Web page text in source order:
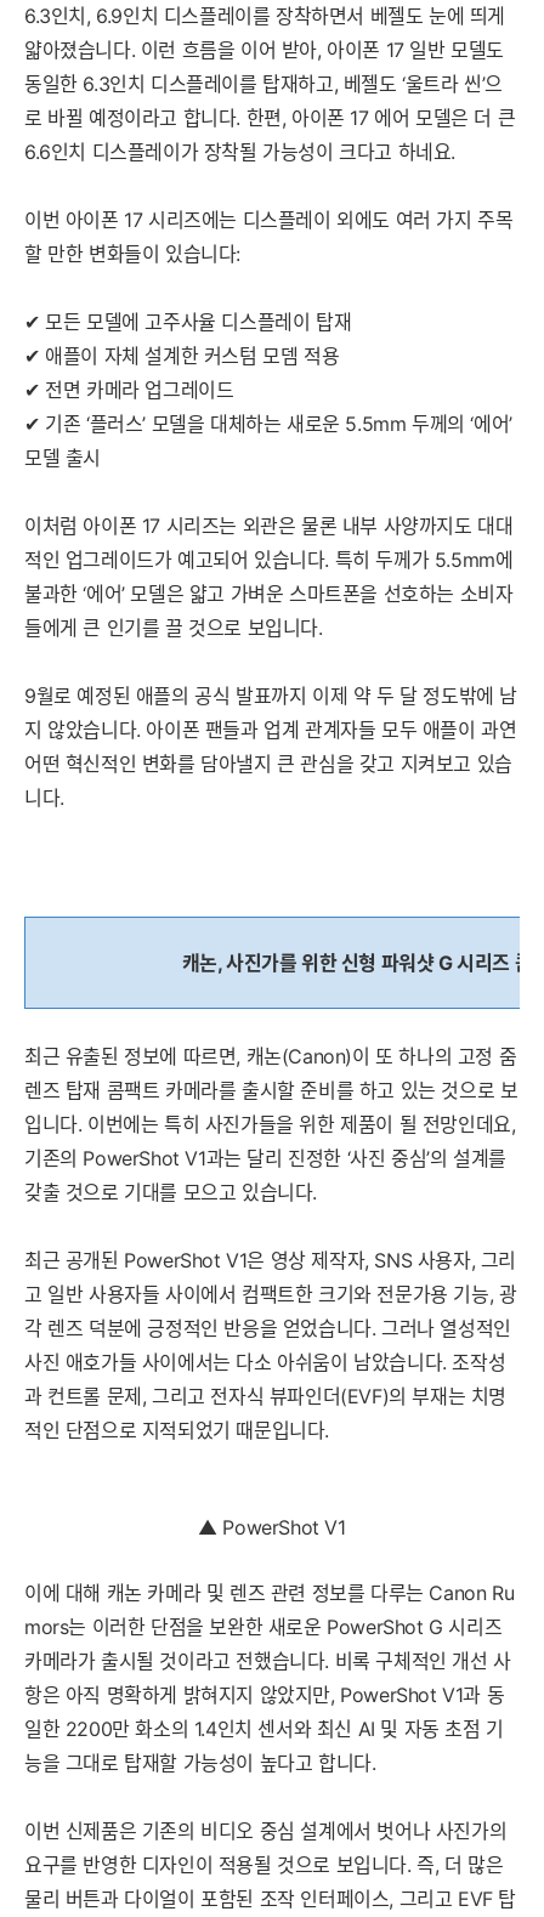
6.3인치, 6.9인치 디스플레이를 장착하면서 베젤도 눈에 띄게
얇아졌습니다. 이런 흐름을 이어 받아, 아이폰 17 일반 모델도
동일한 6.3인치 디스플레이를 탑재하고, 베젤도 ‘울트라 씬’으
로 바뀔 예정이라고 합니다. 한편, 아이폰 17 에어 모델은 더 큰
6.6인치 디스플레이가 장착될 가능성이 크다고 하네요.
이번 아이폰 17 시리즈에는 디스플레이 외에도 여러 가지 주목
할 만한 변화들이 있습니다:
✔ 모든 모델에 고주사율 디스플레이 탑재
✔ 애플이 자체 설계한 커스텀 모뎀 적용
✔ 전면 카메라 업그레이드
✔ 기존 ‘플러스’ 모델을 대체하는 새로운 5.5mm 두께의 ‘에어’
모델 출시
이처럼 아이폰 17 시리즈는 외관은 물론 내부 사양까지도 대대
적인 업그레이드가 예고되어 있습니다. 특히 두께가 5.5mm에
불과한 ‘에어’ 모델은 얇고 가벼운 스마트폰을 선호하는 소비자
들에게 큰 인기를 끌 것으로 보입니다.
9월로 예정된 애플의 공식 발표까지 이제 약 두 달 정도밖에 남
지 않았습니다. 아이폰 팬들과 업계 관계자들 모두 애플이 과연
어떤 혁신적인 변화를 담아낼지 큰 관심을 갖고 지켜보고 있습
니다.
캐논, 사진가를 위한 신형 파워샷 G 시리즈 콤
최근 유출된 정보에 따르면, 캐논(Canon)이 또 하나의 고정 줌
렌즈 탑재 콤팩트 카메라를 출시할 준비를 하고 있는 것으로 보
입니다. 이번에는 특히 사진가들을 위한 제품이 될 전망인데요,
기존의 PowerShot V1과는 달리 진정한 ‘사진 중심’의 설계를
갖출 것으로 기대를 모으고 있습니다.
최근 공개된 PowerShot V1은 영상 제작자, SNS 사용자, 그리
고 일반 사용자들 사이에서 컴팩트한 크기와 전문가용 기능, 광
각 렌즈 덕분에 긍정적인 반응을 얻었습니다. 그러나 열성적인
사진 애호가들 사이에서는 다소 아쉬움이 남았습니다. 조작성
과 컨트롤 문제, 그리고 전자식 뷰파인더(EVF)의 부재는 치명
적인 단점으로 지적되었기 때문입니다.
▲ PowerShot V1
이에 대해 캐논 카메라 및 렌즈 관련 정보를 다루는 Canon Ru
mors는 이러한 단점을 보완한 새로운 PowerShot G 시리즈
카메라가 출시될 것이라고 전했습니다. 비록 구체적인 개선 사
항은 아직 명확하게 밝혀지지 않았지만, PowerShot V1과 동
일한 2200만 화소의 1.4인치 센서와 최신 AI 및 자동 초점 기
능을 그대로 탑재할 가능성이 높다고 합니다.
이번 신제품은 기존의 비디오 중심 설계에서 벗어나 사진가의
요구를 반영한 디자인이 적용될 것으로 보입니다. 즉, 더 많은
물리 버튼과 다이얼이 포함된 조작 인터페이스, 그리고 EVF 탑